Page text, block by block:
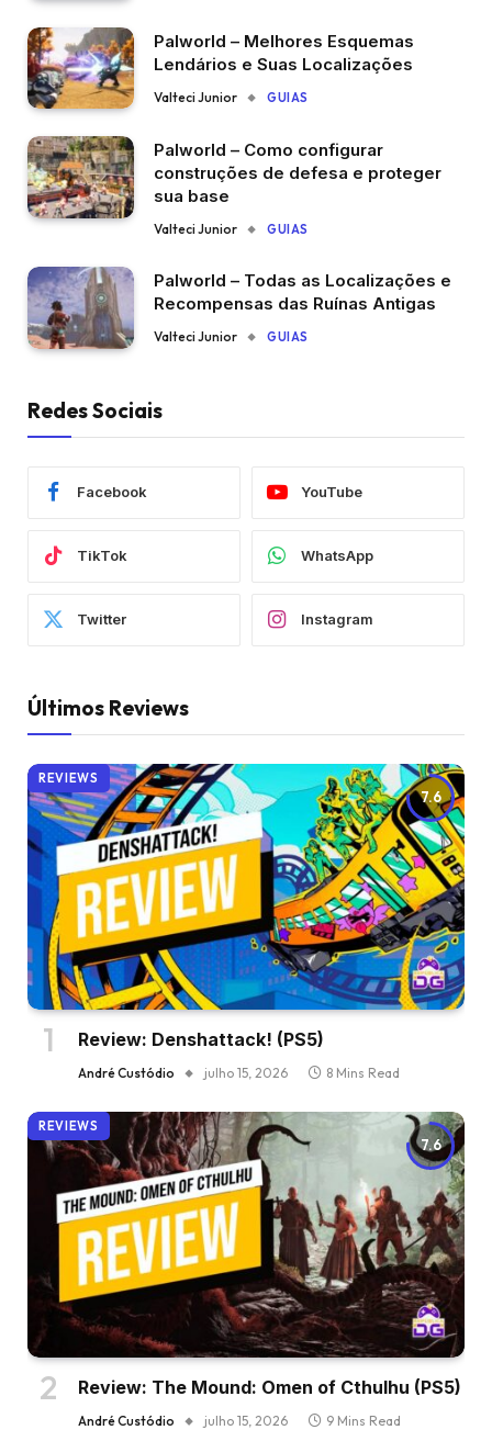
Palworld – Melhores Esquemas
Lendários e Suas Localizações
Valteci Junior GUIAS
Palworld – Como configurar
construções de defesa e proteger
sua base
Valteci Junior GUIAS
Palworld – Todas as Localizações e
Recompensas das Ruínas Antigas
Valteci Junior GUIAS
Redes Sociais
Facebook YouTube
TikTok WhatsApp
Twitter Instagram
Últimos Reviews
7.6
REVIEWS
Review: Denshattack! (PS5)
André Custódio julho 15, 2026 8 Mins Read
7.6
REVIEWS
Review: The Mound: Omen of Cthulhu (PS5)
André Custódio julho 15, 2026 9 Mins Read